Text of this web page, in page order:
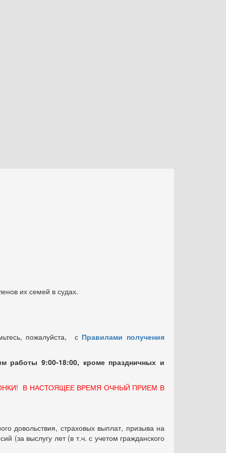
их семей в судах.
пожалуйста, с Правилами получения
работы 9:00-18:00, кроме праздничных и
В НАСТОЯЩЕЕ ВРЕМЯ ОЧНЫЙ ПРИЕМ В
довольствия, страховых выплат, призыва на
(за выслугу лет (в т.ч. с учетом гражданского